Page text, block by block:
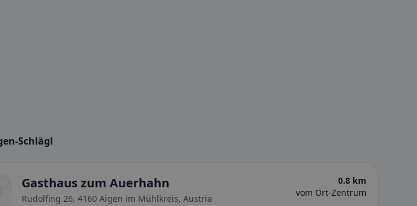
Schlägl
Gasthaus zum Auerhahn
Rudolfing 26, 4160 Aigen im Mühlkreis, Austria
0.8 km
vom Ort-Zentrum